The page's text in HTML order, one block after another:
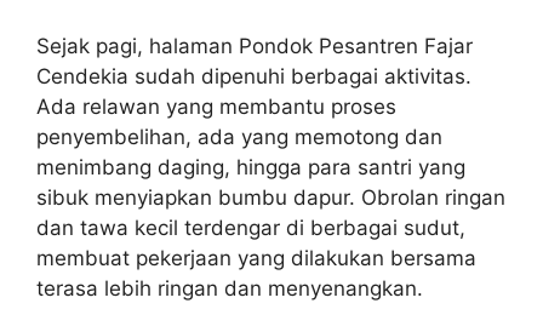
Sejak pagi, halaman Pondok Pesantren Fajar
Cendekia sudah dipenuhi berbagai aktivitas.
Ada relawan yang membantu proses
penyembelihan, ada yang memotong dan
menimbang daging, hingga para santri yang
sibuk menyiapkan bumbu dapur. Obrolan ringan
dan tawa kecil terdengar di berbagai sudut,
membuat pekerjaan yang dilakukan bersama
terasa lebih ringan dan menyenangkan.